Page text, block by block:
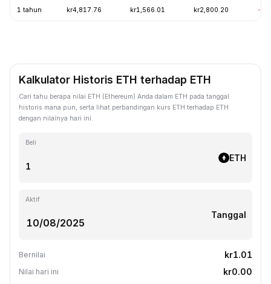
1 tahun kr4,817.76 kr1,566.01 kr2,800.20 -
Kalkulator Historis ETH terhadap ETH
Cari tahu berapa nilai ETH (Ethereum) Anda dalam ETH pada tanggal
historis mana pun, serta lihat perbandingan kurs ETH terhadap ETH
dengan nilainya hari ini.
Beli
ETH
Aktif
Tanggal
Bernilai kr1.01
Nilai hari ini kr0.00